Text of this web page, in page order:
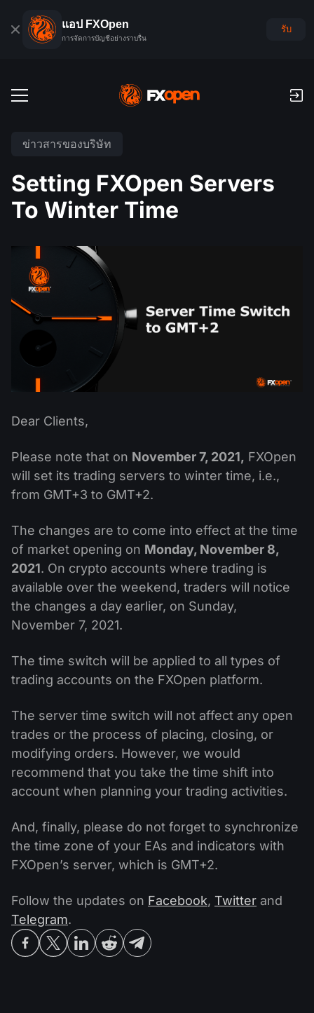
แอป FXOpen
การจัดการบัญชีอย่างราบรื่น
รับ
บัญชีฟอเร็กซ์เดโม
ค่าคอมมิชชั่นและสว๊อป
การชำระเงิน
การฝากเงินและถอนเงิน
PAMM
การจัดอันดับบัญชี PAMM
PAMM คืออะไร?
PAMM ECN
Masters และ Followers
เครื่องมือของเทรดเดอร์
โปรโมชั่น
การแข่งขันฟอเร็กซ์
ฟอเร็กซ์
สินค้าโภคภัณฑ์
ยหุ้น
สกุลเงินดิจิตอล
แพลตฟอร์มเทรด
การเปรียบเทียบ
iOS FXOpen App
Android FXOpen App
VPS
FIX API
ปฏิทินเศรษฐกิจ
ข่าวสารและการวิเคราะห์
ปฏิทินเงินปันผล
ฟอรั่มฟอเร็กซ์
ศูนย์ช่วยเหลือ
การเทรด CFD คืออะไร?
การเทรด ECN คืออะไร?
โบรกเกอร์ฟอเร็กซ์คืออะไร?
ข่าวบริษัท
ประวัติศาสตร์
ข่าวสารของบริษัท
Setting FXOpen Servers
To Winter Time
Dear Clients,
Please note that on November 7, 2021, FXOpen
will set its trading servers to winter time, i.e.,
from GMT+3 to GMT+2.
The changes are to come into effect at the time
of market opening on Monday, November 8,
2021. On crypto accounts where trading is
available over the weekend, traders will notice
the changes a day earlier, on Sunday,
November 7, 2021.
The time switch will be applied to all types of
trading accounts on the FXOpen platform.
The server time switch will not affect any open
trades or the process of placing, closing, or
modifying orders. However, we would
recommend that you take the time shift into
account when planning your trading activities.
And, finally, please do not forget to synchronize
the time zone of your EAs and indicators with
FXOpen’s server, which is GMT+2.
Follow the updates on Facebook, Twitter and
Telegram.